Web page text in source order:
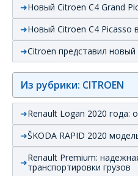
Новый Citroen C4 Grand
Новый Citroen C4 Picasso
Citroen представил новый
Из рубрики: CITROEN
Renault Logan 2020 года:
ŠKODA RAPID 2020
Renault Premium:
транспортировки грузов